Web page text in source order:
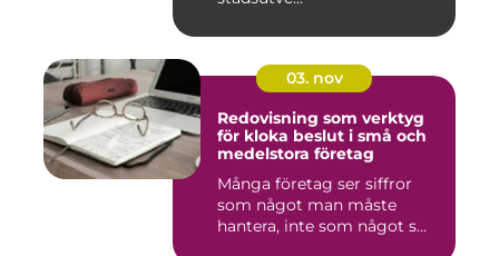
03. nov
Redovisning som verktyg
för kloka beslut i små och
medelstora företag
Många företag ser siffror
som något man måste
hantera, inte som något s...